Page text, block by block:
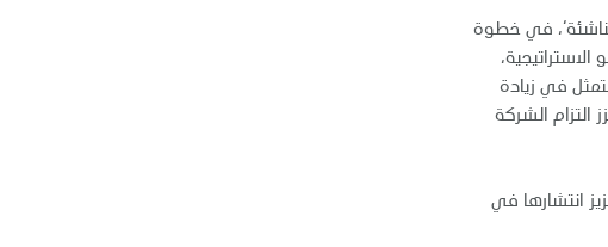
في خطوة
هدفها المتمثل في زيادة
بأكثر من 40% بحلول عام 2029 مقارنة بعام 2023، مما يعزز التزام الشركة
انتشارها في